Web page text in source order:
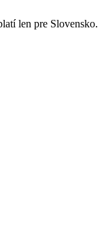
len pre Slovensko.